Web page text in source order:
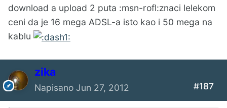
download a upload 2 puta :msn-rofl:znaci lelekom
ceni da je 16 mega ADSL-a isto kao i 50 mega na
kablu
zika
Napisano Jun 27, 2012 #187